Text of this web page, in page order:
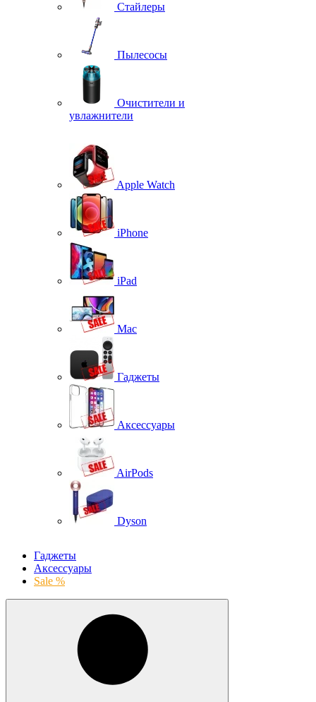
Стайлеры
Пылесосы
Очистители и
увлажнители
Apple Watch
iPhone
iPad
Mac
Гаджеты
Аксессуары
AirPods
Dyson
Гаджеты
Аксессуары
Sale %